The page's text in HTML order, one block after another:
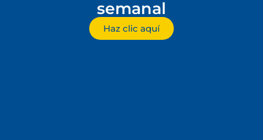
semanal
Haz clic aquí